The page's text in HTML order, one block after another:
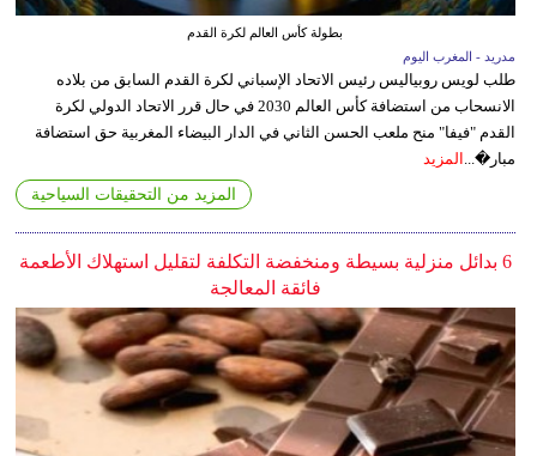
بطولة كأس العالم لكرة القدم
مدريد - المغرب اليوم
طلب لويس روبياليس رئيس الاتحاد الإسباني لكرة القدم السابق من بلاده
الانسحاب من استضافة كأس العالم 2030 في حال قرر الاتحاد الدولي لكرة
القدم "فيفا" منح ملعب الحسن الثاني في الدار البيضاء المغربية حق استضافة
مبار�... المزيد
المزيد من التحقيقات السياحية
6 بدائل منزلية بسيطة ومنخفضة التكلفة لتقليل استهلاك الأطعمة
فائقة المعالجة